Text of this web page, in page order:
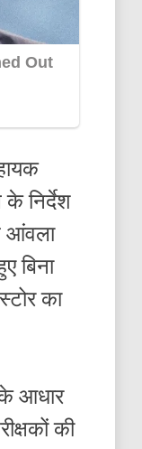
निर्देश
आंवला
बिना
का
आधार
की